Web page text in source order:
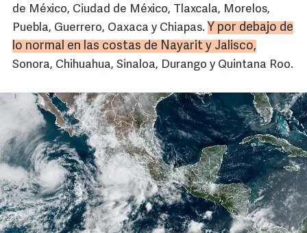
de México, Ciudad de México, Tlaxcala, Morelos,
Puebla, Guerrero, Oaxaca y Chiapas. Y por debajo de
lo normal en las costas de Nayarit y Jalisco,
Sonora, Chihuahua, Sinaloa, Durango y Quintana Roo.